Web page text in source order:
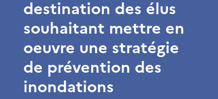
destination des élus
souhaitant mettre en
oeuvre une stratégie
de prévention des
inondations